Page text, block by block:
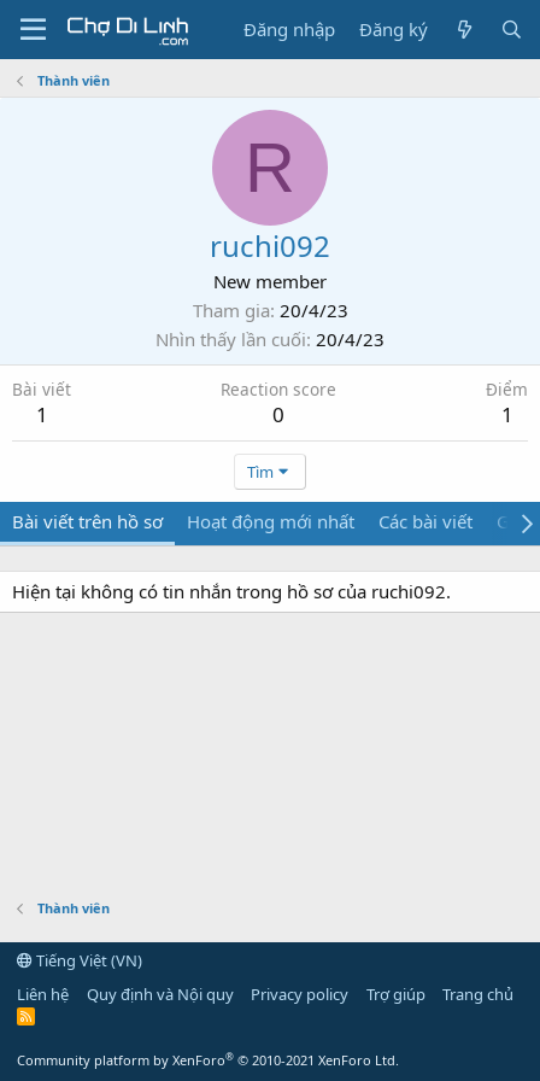
Đăng nhập Đăng ký
Thành viên
R
ruchi092
New member
Tham gia 20/4/23
Nhìn thấy lần cuối 20/4/23
Bài viết
1
Reaction score
0
Điểm
1
Tìm
Bài viết trên hồ sơ Hoạt động mới nhất Các bài viết Giới
Hiện tại không có tin nhắn trong hồ sơ của ruchi092.
Thành viên
Tiếng Việt (VN)
Liên hệ
Quy định và Nội quy Privacy policy Trợ giúp Trang chủ
R
Community platform by XenForo® © 2010-2021 XenForo Ltd.